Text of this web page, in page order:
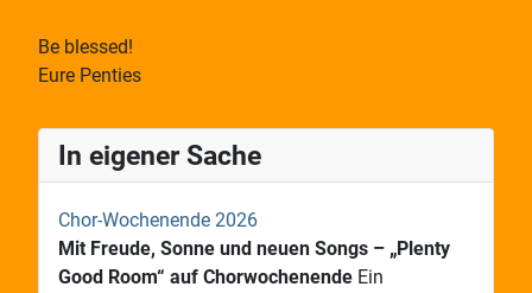
Be blessed!
Eure Penties
In eigener Sache
Chor-Wochenende 2026
Mit Freude, Sonne und neuen Songs – „Plenty
Good Room“ auf Chorwochenende Ein